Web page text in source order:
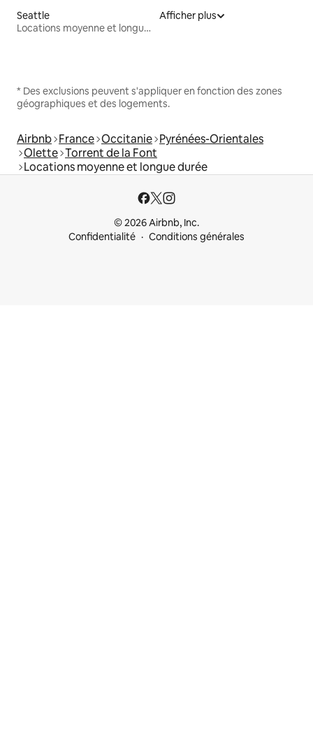
Seattle
Locations moyenne et longue durée
Afficher plus
* Des exclusions peuvent s'appliquer en fonction des zones
géographiques et des logements.
Airbnb France Occitanie Pyrénées-Orientales
Olette Torrent de la Font
Locations moyenne et longue durée
© 2026 Airbnb, Inc.
Confidentialité
Conditions générales